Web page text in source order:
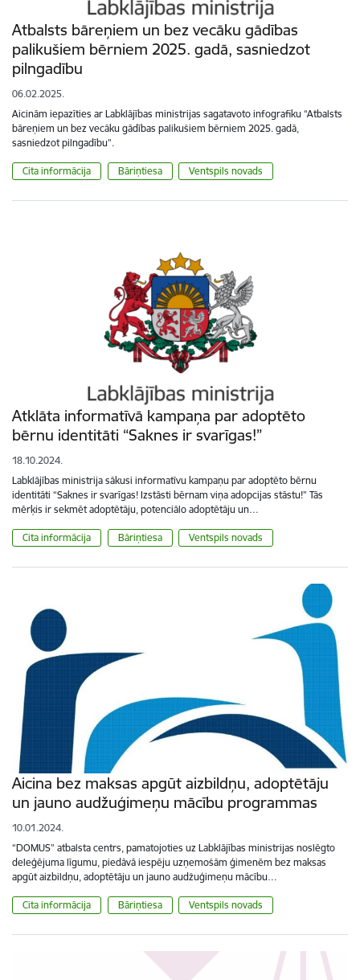
Atbalsts bāreņiem un bez vecāku gādības
palikušiem bērniem 2025. gadā, sasniedzot
pilngadību
06.02.2025.
Aicinām iepazīties ar Labklājības ministrijas sagatavoto infografiku “Atbalsts
bāreņiem un bez vecāku gādības palikušiem bērniem 2025. gadā,
sasniedzot pilngadību”.
Cita informācija Bāriņtiesa Ventspils novads
Atklāta informatīvā kampaņa par adoptēto
bērnu identitāti “Saknes ir svarīgas!”
18.10.2024.
Labklājības ministrija sākusi informatīvu kampaņu par adoptēto bērnu
identitāti “Saknes ir svarīgas! Izstāsti bērnam viņa adopcijas stāstu!” Tās
mērķis ir sekmēt adoptētāju, potenciālo adoptētāju un…
Cita informācija Bāriņtiesa Ventspils novads
Aicina bez maksas apgūt aizbildņu, adoptētāju
un jauno audžuģimeņu mācību programmas
10.01.2024.
“DOMUS” atbalsta centrs, pamatojoties uz Labklājības ministrijas noslēgto
deleģējuma līgumu, piedāvā iespēju uzņemošām ģimenēm bez maksas
apgūt aizbildņu, adoptētāju un jauno audžuģimeņu mācību…
Cita informācija Bāriņtiesa Ventspils novads